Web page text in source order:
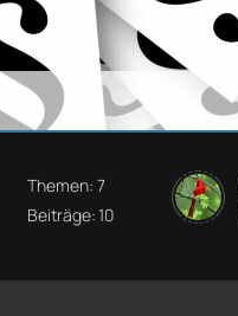
Themen: 7
Beiträge: 10